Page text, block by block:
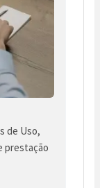
de Uso,
prestação